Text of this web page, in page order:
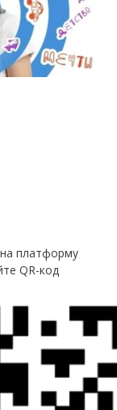
платформу
QR-код